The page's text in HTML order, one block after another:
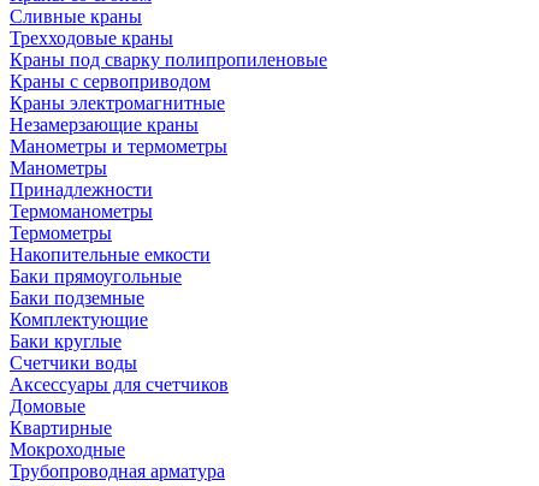
Сливные краны
Трехходовые краны
Краны под сварку полипропиленовые
Краны с сервоприводом
Краны электромагнитные
Незамерзающие краны
Манометры и термометры
Манометры
Принадлежности
Термоманометры
Термометры
Накопительные емкости
Баки прямоугольные
Баки подземные
Комплектующие
Баки круглые
Счетчики воды
Аксессуары для счетчиков
Домовые
Квартирные
Мокроходные
Трубопроводная арматура